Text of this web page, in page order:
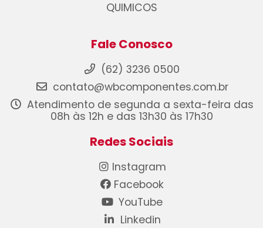
QUIMICOS
Fale Conosco
(62) 3236 0500
contato@wbcomponentes.com.br
Atendimento de segunda a sexta-feira das
08h às 12h e das 13h30 às 17h30
Redes Sociais
Instagram
Facebook
YouTube
Linkedin